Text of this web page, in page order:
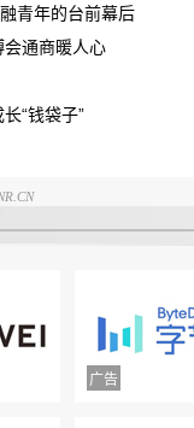
车销售有限公司收取定
障无门！
款审批流程，并退还订
只要有比他低的就退意
给退
因消费者原因主票已退
青年的台前幕后
通商暖人心
“钱袋子”